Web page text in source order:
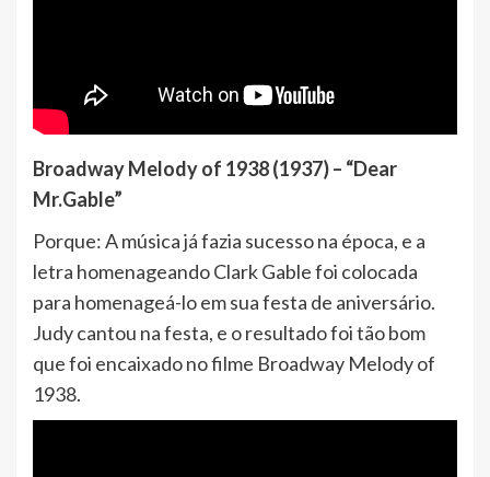
Broadway Melody of 1938 (1937) – “Dear
Mr.Gable”
Porque: A música já fazia sucesso na época, e a
letra homenageando Clark Gable foi colocada
para homenageá-lo em sua festa de aniversário.
Judy cantou na festa, e o resultado foi tão bom
que foi encaixado no filme Broadway Melody of
1938.